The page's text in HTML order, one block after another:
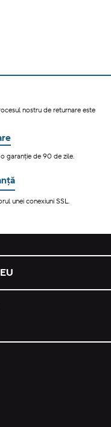
nostru de returnare este
garanție de 90 de zile.
unei conexiuni SSL.